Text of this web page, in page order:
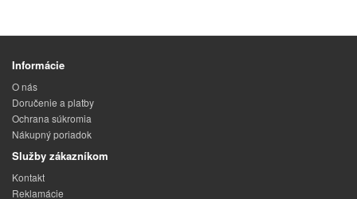
Informácie
O nás
Doručenie a platby
Ochrana súkromia
Nákupný poriadok
Služby zákazníkom
Kontakt
Reklamácie